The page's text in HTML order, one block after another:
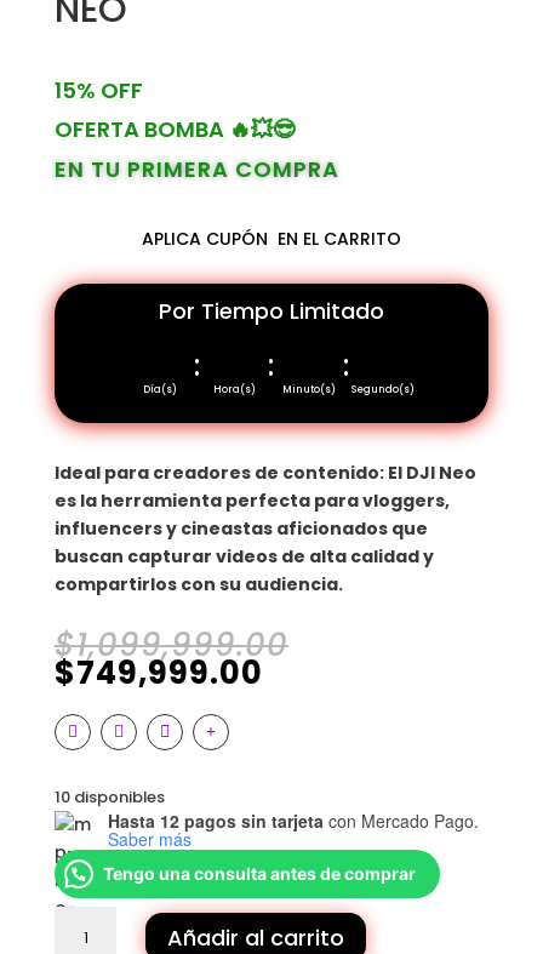
15% OFF
OFERTA BOMBA 🔥💥😎
EN TU PRIMERA COMPRA
APLICA CUPÓN EN EL CARRITO
Por Tiempo Limitado
Día(s)
:
Hora(s)
:
Minuto(s)
:
Segundo(s)
Ideal para creadores de contenido: El DJI Neo
es la herramienta perfecta para vloggers,
influencers y cineastas aficionados que
buscan capturar videos de alta calidad y
compartirlos con su audiencia.
$1,099,999.00El
$749,999.00
10 disponibles
Hasta 12 pagos sin tarjeta con Mercado Pago.
Saber más
Tengo una consulta antes de comprar
TOPDRONE
Añadir al carrito